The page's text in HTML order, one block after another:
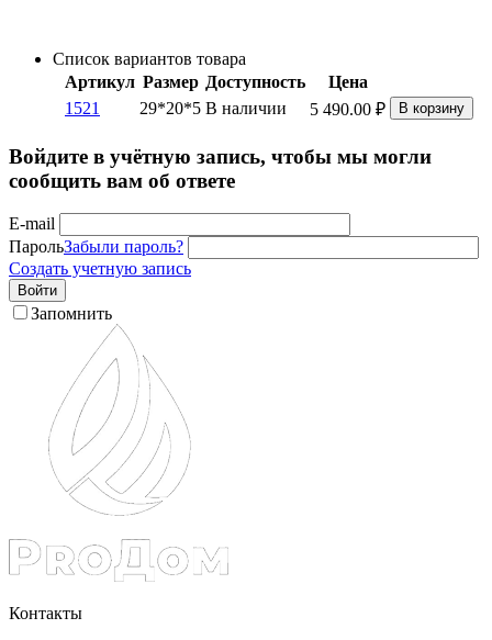
Список вариантов товара
Артикул Размер Доступность
Цена
1521
29*20*5 В наличии 5 490.00 ₽ В корзину
Войдите в учётную запись, чтобы мы могли
сообщить вам об ответе
E-mail
ПарольЗабыли пароль?
Создать учетную запись
Войти
Запомнить
Контакты